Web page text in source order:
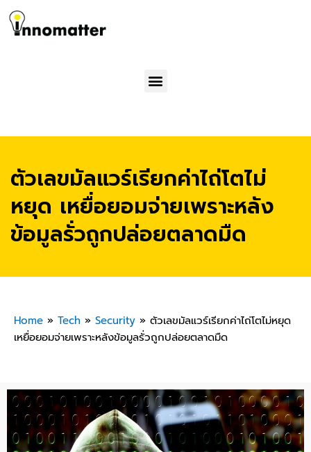
Menu
ตัวเลขมัลแวร์เรียกค่าไถ่โตไม่
หยุด เหยื่อยอมจ่ายเพราะหลัง
ข้อมูลรั่วถูกปล่อยตลาดมืด
Home » Tech » Security » ตัวเลขมัลแวร์เรียกค่าไถ่โตไม่หยุด
เหยื่อยอมจ่ายเพราะหลังข้อมูลรั่วถูกปล่อยตลาดมืด